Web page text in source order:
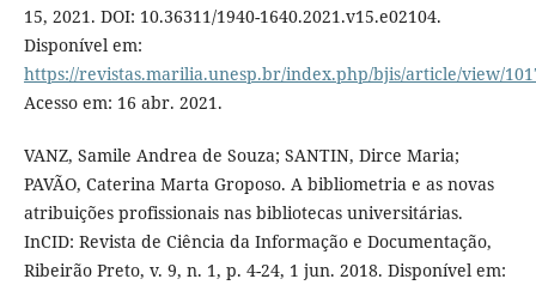
15, 2021. DOI: 10.36311/1940-1640.2021.v15.e02104.
Disponível em:
https://revistas.marilia.unesp.br/index.php/bjis/article/view/
Acesso em: 16 abr. 2021.
VANZ, Samile Andrea de Souza; SANTIN, Dirce Maria;
PAVÃO, Caterina Marta Groposo. A bibliometria e as novas
atribuições profissionais nas bibliotecas universitárias.
InCID: Revista de Ciência da Informação e Documentação,
Ribeirão Preto, v. 9, n. 1, p. 4-24, 1 jun. 2018. Disponível em: